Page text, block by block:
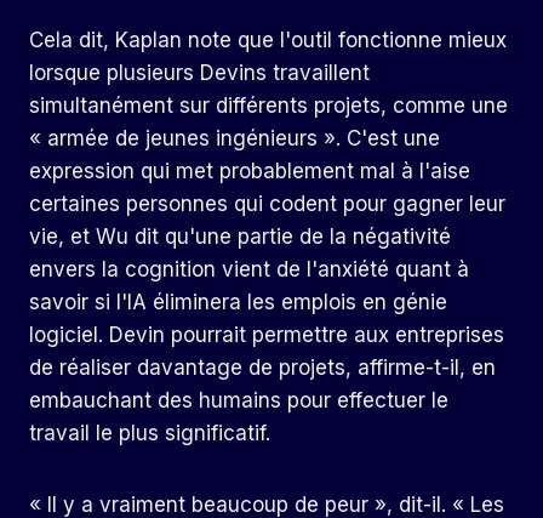
Cela dit, Kaplan note que l'outil fonctionne mieux
lorsque plusieurs Devins travaillent
simultanément sur différents projets, comme une
« armée de jeunes ingénieurs ». C'est une
expression qui met probablement mal à l'aise
certaines personnes qui codent pour gagner leur
vie, et Wu dit qu'une partie de la négativité
envers la cognition vient de l'anxiété quant à
savoir si l'IA éliminera les emplois en génie
logiciel. Devin pourrait permettre aux entreprises
de réaliser davantage de projets, affirme-t-il, en
embauchant des humains pour effectuer le
travail le plus significatif.
« Il y a vraiment beaucoup de peur », dit-il. « Les